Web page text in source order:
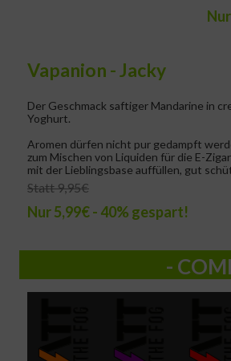
Vapanion - Jacky
Der Geschmack saftiger Mandarine in
Yoghurt.
Aromen dürfen nicht pur gedampft
zum Mischen von Liquiden für die E-
mit der Lieblingsbase auffüllen, gut
Statt 9,95€
Nur 5,99€ - 40% gespart!
-